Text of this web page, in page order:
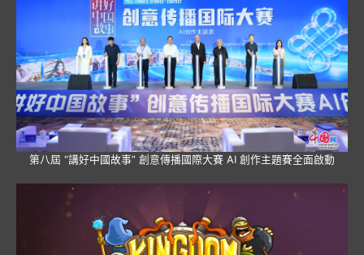
第八屆 “講好中國故事” 創意傳播國際大賽 AI 創作主題賽全面啟動